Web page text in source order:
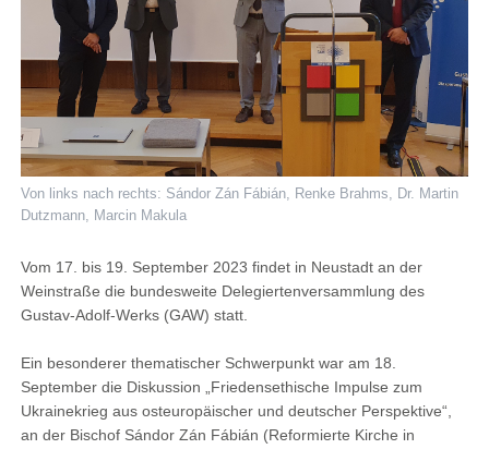
Von links nach rechts: Sándor Zán Fábián, Renke Brahms, Dr. Martin
Dutzmann, Marcin Makula
Vom 17. bis 19. September 2023 findet in Neustadt an der
Weinstraße die bundesweite Delegiertenversammlung des
Gustav-Adolf-Werks (GAW) statt.
Ein besonderer thematischer Schwerpunkt war am 18.
September die Diskussion „Friedensethische Impulse zum
Ukrainekrieg aus osteuropäischer und deutscher Perspektive“,
an der Bischof Sándor Zán Fábián (Reformierte Kirche in